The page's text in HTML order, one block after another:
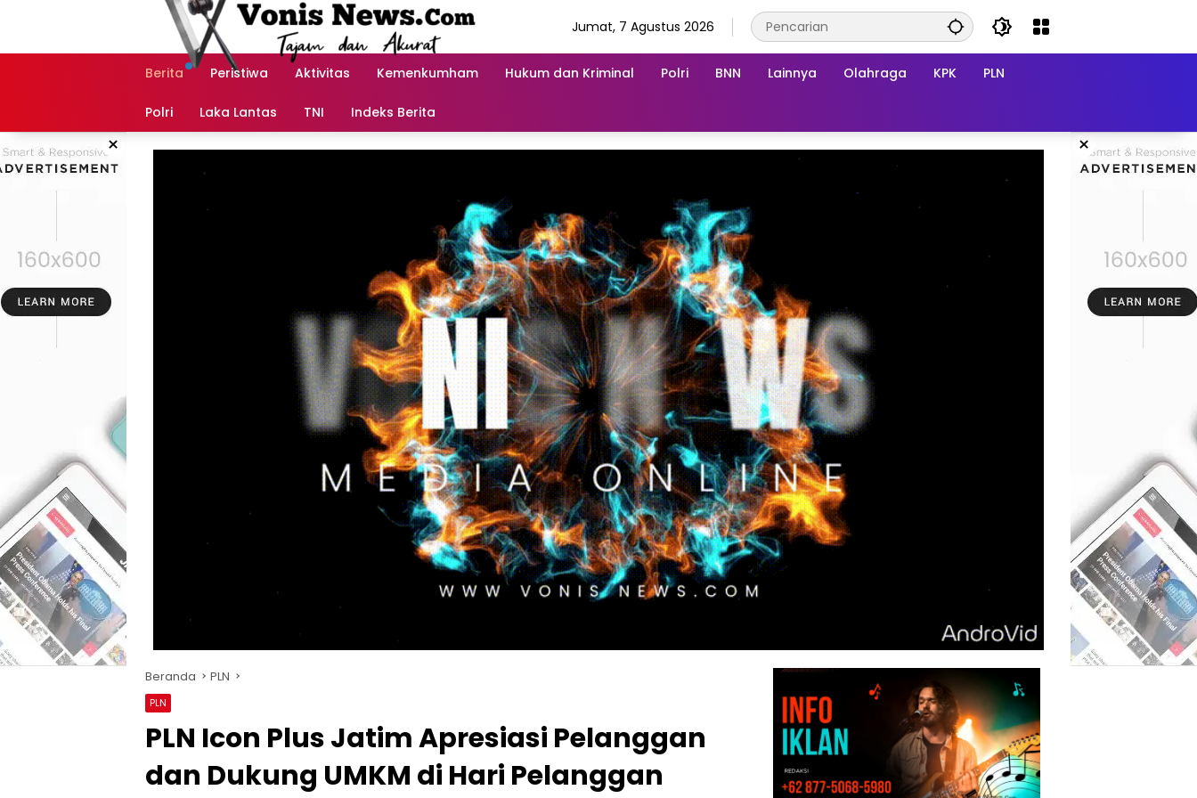
Jumat, 7 Agustus 2026
Berita Peristiwa Aktivitas Kemenkumham Hukum dan Kriminal Polri BNN Lainnya Olahraga KPK PLN
Polri Laka Lantas TNI Indeks Berita
× ×
Beranda PLN
PLN
PLN Icon Plus Jatim Apresiasi Pelanggan
dan Dukung UMKM di Hari Pelanggan